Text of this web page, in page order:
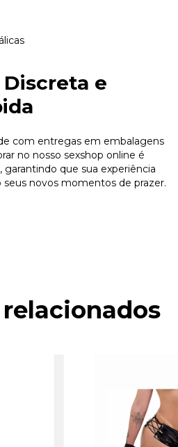
e
com entregas em embalagens
no nosso sexshop online é
garantindo que sua experiência
novos momentos de prazer.